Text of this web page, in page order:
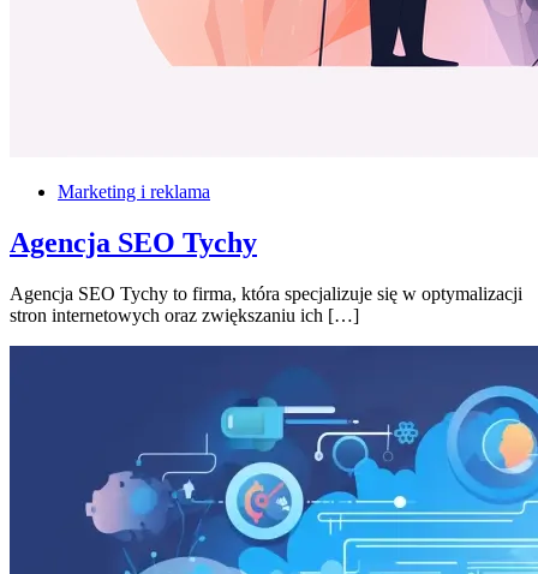
Marketing i reklama
Agencja SEO Tychy
Agencja SEO Tychy to firma, która specjalizuje się w optymalizacji
stron internetowych oraz zwiększaniu ich […]